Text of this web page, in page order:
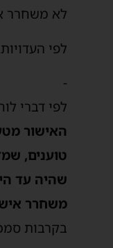
לא משחרר
​לפי
-
לפי דברי
האישור
טוענים,
שהיה עד
משחרר
בקרבות